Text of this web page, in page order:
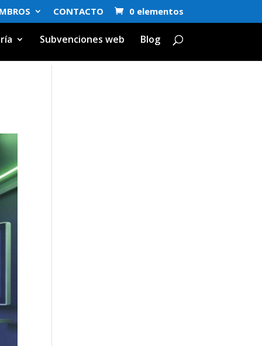
CONTACTO 0 elementos
Subvenciones web Blog